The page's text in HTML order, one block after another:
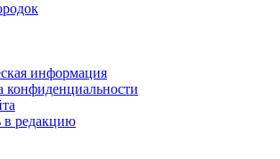
информация
конфиденциальности
в редакцию